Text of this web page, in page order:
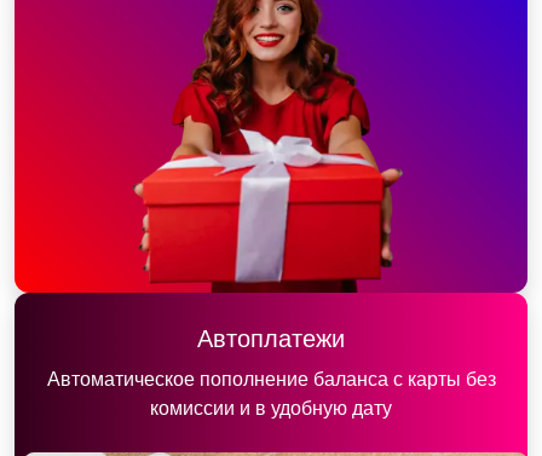
Автоплатежи
Автоматическое пополнение баланса с карты без
комиссии и в удобную дату